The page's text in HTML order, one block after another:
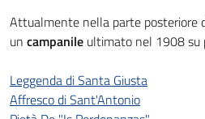
Attualmente nella parte posteriore
un campanile ultimato nel 1908 su
Leggenda di Santa Giusta
Affresco di Sant'Antonio